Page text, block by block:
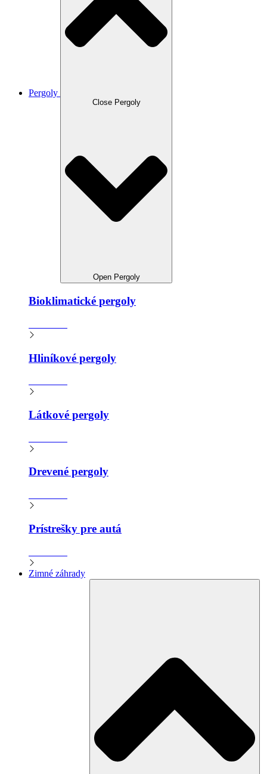
Pergoly
Close Pergoly
Open Pergoly
Bioklimatické pergoly
Hliníkové pergoly
Látkové pergoly
Drevené pergoly
Prístrešky pre autá
Zimné záhrady